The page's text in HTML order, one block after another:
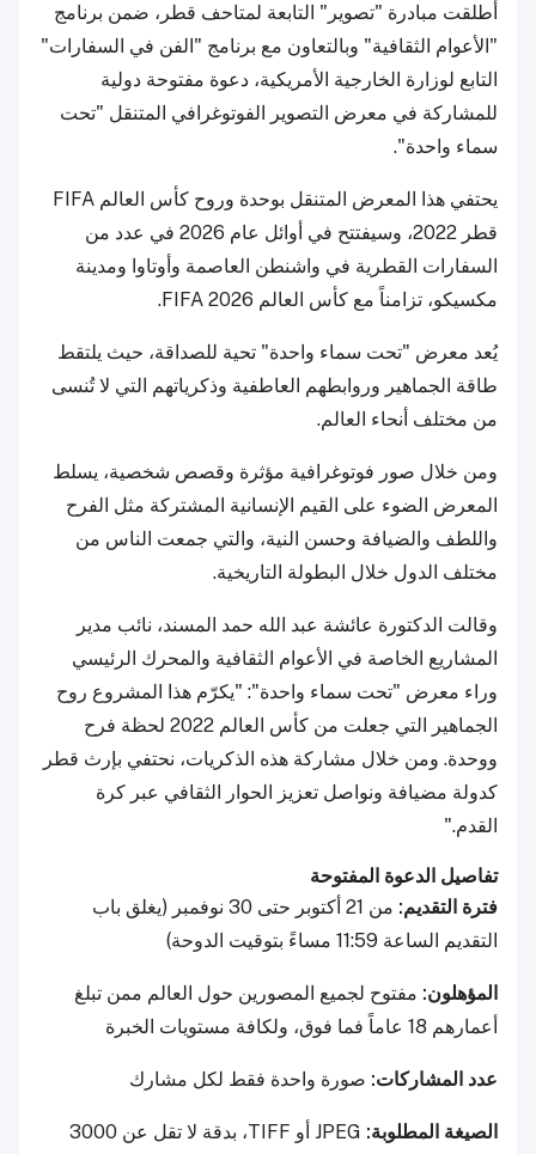
أطلقت مبادرة "تصوير" التابعة لمتاحف قطر، ضمن برنامج
"الأعوام الثقافية" وبالتعاون مع برنامج "الفن في السفارات"
التابع لوزارة الخارجية الأمريكية، دعوة مفتوحة دولية
للمشاركة في معرض التصوير الفوتوغرافي المتنقل "تحت
سماء واحدة".
يحتفي هذا المعرض المتنقل بوحدة وروح كأس العالم FIFA
قطر 2022، وسيفتتح في أوائل عام 2026 في عدد من
السفارات القطرية في واشنطن العاصمة وأوتاوا ومدينة
مكسيكو، تزامناً مع كأس العالم FIFA 2026.
يُعد معرض "تحت سماء واحدة" تحية للصداقة، حيث يلتقط
طاقة الجماهير وروابطهم العاطفية وذكرياتهم التي لا تُنسى
من مختلف أنحاء العالم.
ومن خلال صور فوتوغرافية مؤثرة وقصص شخصية، يسلط
المعرض الضوء على القيم الإنسانية المشتركة مثل الفرح
واللطف والضيافة وحسن النية، والتي جمعت الناس من
مختلف الدول خلال البطولة التاريخية.
وقالت الدكتورة عائشة عبد الله حمد المسند، نائب مدير
المشاريع الخاصة في الأعوام الثقافية والمحرك الرئيسي
وراء معرض "تحت سماء واحدة": "يكرّم هذا المشروع روح
الجماهير التي جعلت من كأس العالم 2022 لحظة فرح
ووحدة. ومن خلال مشاركة هذه الذكريات، نحتفي بإرث قطر
كدولة مضيافة ونواصل تعزيز الحوار الثقافي عبر كرة
القدم."
تفاصيل الدعوة المفتوحة
فترة التقديم:
من 21 أكتوبر حتى 30 نوفمبر (يغلق باب
التقديم الساعة 11:59 مساءً بتوقيت الدوحة)
المؤهلون: مفتوح لجميع المصورين حول العالم ممن تبلغ
أعمارهم 18 عاماً فما فوق، ولكافة مستويات الخبرة
عدد المشاركات: صورة واحدة فقط لكل مشارك
الصيغة المطلوبة:
JPEG أو TIFF، بدقة لا تقل عن 3000